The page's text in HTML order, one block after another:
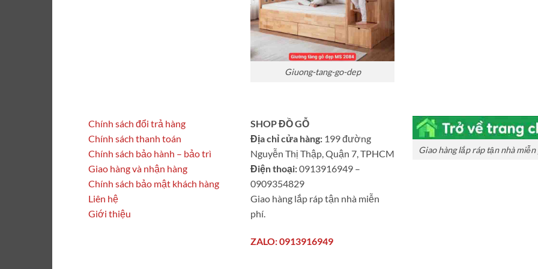
Giuong-tang-go-dep
Chính sách đổi trả hàng
Chính sách thanh toán
Chính sách bảo hành – bảo trì
Giao hàng và nhận hàng
Chính sách bảo mật khách hàng
Liên hệ
Giới thiệu
SHOP ĐỒ GỖ
Địa chỉ cửa hàng: 199 đường
Nguyễn Thị Thập, Quận 7, TPHCM
Điện thoại:0913916949 –
0909354829
Giao hàng lắp ráp tận nhà miễn
phí.
ZALO: 0913916949
Giao hàng lắp ráp tận nhà miễn